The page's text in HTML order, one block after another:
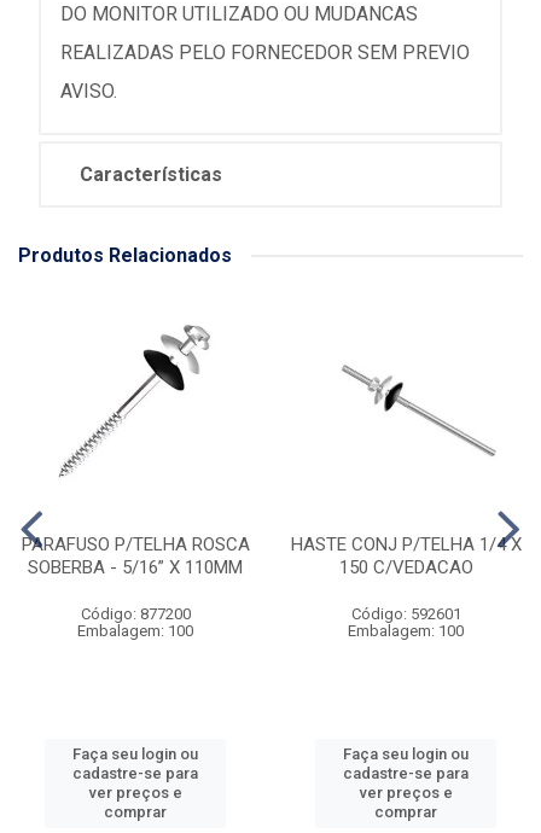
DO MONITOR UTILIZADO OU MUDANCAS
REALIZADAS PELO FORNECEDOR SEM PREVIO
AVISO.
Características
Produtos Relacionados
PARAFUSO P/TELHA ROSCA
SOBERBA - 5/16” X 110MM
Código: 877200
Embalagem: 100
Faça seu login ou
cadastre-se para
ver preços e
comprar
HASTE CONJ P/TELHA 1/4 X
150 C/VEDACAO
Código: 592601
Embalagem: 100
Faça seu login ou
cadastre-se para
ver preços e
comprar